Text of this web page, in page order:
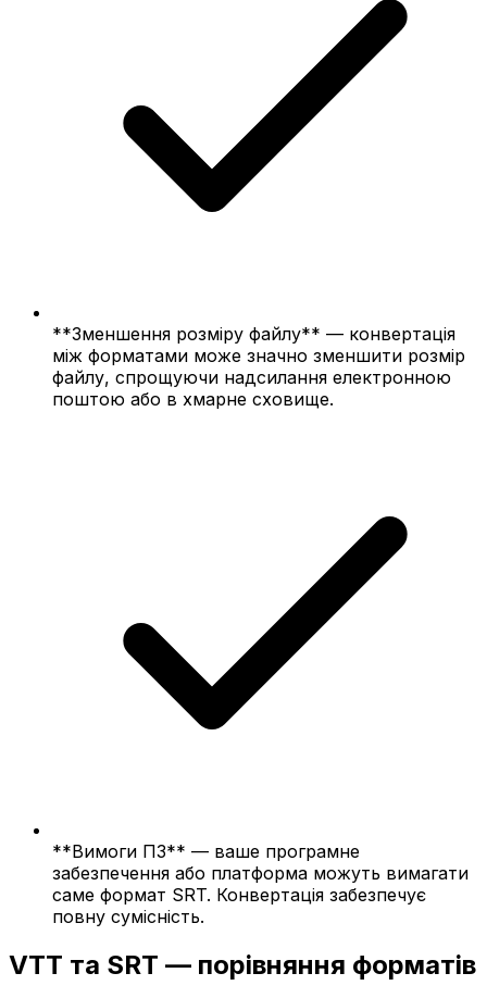
**Зменшення розміру файлу** — конвертація
між форматами може значно зменшити розмір
файлу, спрощуючи надсилання електронною
поштою або в хмарне сховище.
**Вимоги ПЗ** — ваше програмне
забезпечення або платформа можуть вимагати
саме формат SRT. Конвертація забезпечує
повну сумісність.
VTT та SRT — порівняння форматів